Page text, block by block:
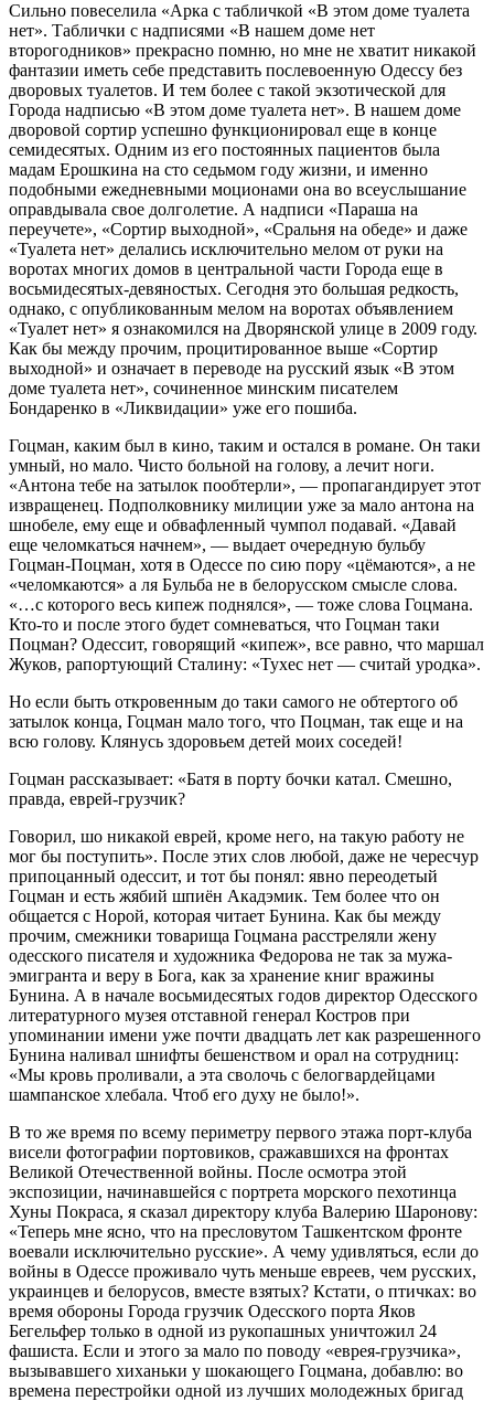
Сильно повеселила «Арка с табличкой «В этом доме туалета
нет». Таблички с надписями «В нашем доме нет
второгодников» прекрасно помню, но мне не хватит никакой
фантазии иметь себе представить послевоенную Одессу без
дворовых туалетов. И тем более с такой экзотической для
Города надписью «В этом доме туалета нет». В нашем доме
дворовой сортир успешно функционировал еще в конце
семидесятых. Одним из его постоянных пациентов была
мадам Ерошкина на сто седьмом году жизни, и именно
подобными ежедневными моционами она во всеуслышание
оправдывала свое долголетие. А надписи «Параша на
переучете», «Сортир выходной», «Сральня на обеде» и даже
«Туалета нет» делались исключительно мелом от руки на
воротах многих домов в центральной части Города еще в
восьмидесятых-девяностых. Сегодня это большая редкость,
однако, с опубликованным мелом на воротах объявлением
«Туалет нет» я ознакомился на Дворянской улице в 2009 году.
Как бы между прочим, процитированное выше «Сортир
выходной» и означает в переводе на русский язык «В этом
доме туалета нет», сочиненное минским писателем
Бондаренко в «Ликвидации» уже его пошиба.
Гоцман, каким был в кино, таким и остался в романе. Он таки
умный, но мало. Чисто больной на голову, а лечит ноги.
«Антона тебе на затылок пообтерли», — пропагандирует этот
извращенец. Подполковнику милиции уже за мало антона на
шнобеле, ему еще и обвафленный чумпол подавай. «Давай
еще челомкаться начнем», — выдает очередную бульбу
Гоцман-Поцман, хотя в Одессе по сию пору «цёмаются», а не
«челомкаются» а ля Бульба не в белорусском смысле слова.
«…с которого весь кипеж поднялся», — тоже слова Гоцмана.
Кто-то и после этого будет сомневаться, что Гоцман таки
Поцман? Одессит, говорящий «кипеж», все равно, что маршал
Жуков, рапортующий Сталину: «Тухес нет — считай уродка».
Но если быть откровенным до таки самого не обтертого об
затылок конца, Гоцман мало того, что Поцман, так еще и на
всю голову. Клянусь здоровьем детей моих соседей!
Гоцман рассказывает: «Батя в порту бочки катал. Смешно,
правда, еврей-грузчик?
Говорил, шо никакой еврей, кроме него, на такую работу не
мог бы поступить». После этих слов любой, даже не чересчур
припоцанный одессит, и тот бы понял: явно переодетый
Гоцман и есть жябий шпиён Акадэмик. Тем более что он
общается с Норой, которая читает Бунина. Как бы между
прочим, смежники товарища Гоцмана расстреляли жену
одесского писателя и художника Федорова не так за мужа-
эмигранта и веру в Бога, как за хранение книг вражины
Бунина. А в начале восьмидесятых годов директор Одесского
литературного музея отставной генерал Костров при
упоминании имени уже почти двадцать лет как разрешенного
Бунина наливал шнифты бешенством и орал на сотрудниц:
«Мы кровь проливали, а эта сволочь с белогвардейцами
шампанское хлебала. Чтоб его духу не было!».
В то же время по всему периметру первого этажа порт-клуба
висели фотографии портовиков, сражавшихся на фронтах
Великой Отечественной войны. После осмотра этой
экспозиции, начинавшейся с портрета морского пехотинца
Хуны Покраса, я сказал директору клуба Валерию Шаронову:
«Теперь мне ясно, что на пресловутом Ташкентском фронте
воевали исключительно русские». А чему удивляться, если до
войны в Одессе проживало чуть меньше евреев, чем русских,
украинцев и белорусов, вместе взятых? Кстати, о птичках: во
время обороны Города грузчик Одесского порта Яков
Бегельфер только в одной из рукопашных уничтожил 24
фашиста. Если и этого за мало по поводу «еврея-грузчика»,
вызывавшего хиханьки у шокающего Гоцмана, добавлю: во
времена перестройки одной из лучших молодежных бригад